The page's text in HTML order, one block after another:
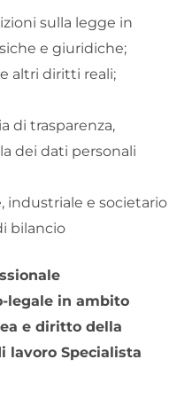
sulla legge in
e giuridiche;
altri diritti reali;
di trasparenza,
dei dati personali
industriale e societario
bilancio
legale in ambito
e diritto della
lavoro Specialista